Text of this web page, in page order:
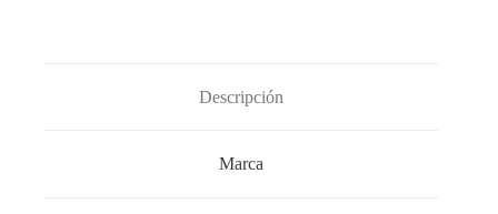
rti
r
Descripción
Marca